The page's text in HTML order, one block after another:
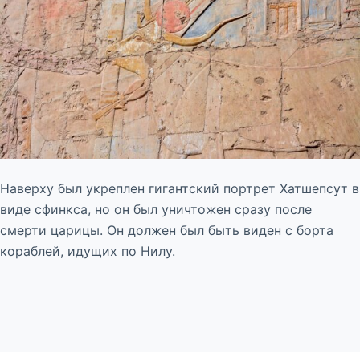
Наверху был укреплен гигантский портрет Хатшепсут в
виде сфинкса, но он был уничтожен сразу после
смерти царицы. Он должен был быть виден с борта
кораблей, идущих по Нилу.